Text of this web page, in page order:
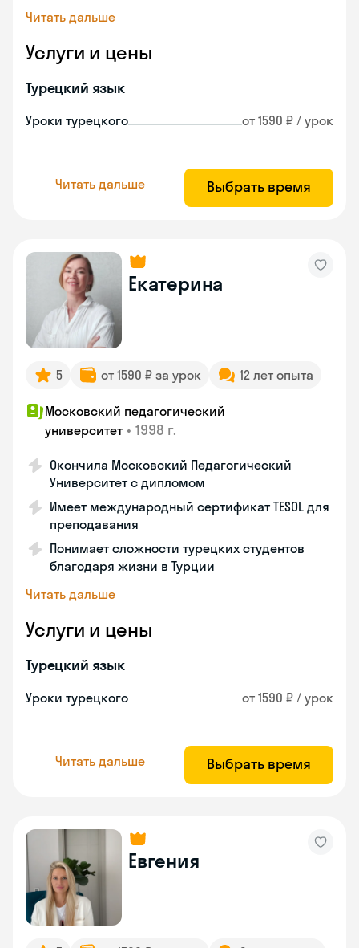
Читать дальше
Услуги и цены
Турецкий язык
Уроки турецкого от 1590 ₽ / урок
Читать дальше Выбрать время
Екатерина
5 от 1590 ₽ за урок 12 лет опыта
Московский педагогический
университет • 1998 г.
Окончила Московский Педагогический
Университет с дипломом
Имеет международный сертификат TESOL для
преподавания
Понимает сложности турецких студентов
благодаря жизни в Турции
Читать дальше
Услуги и цены
Турецкий язык
Уроки турецкого от 1590 ₽ / урок
Читать дальше Выбрать время
Евгения